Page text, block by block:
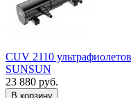
CUV 2110
SUNSUN
23 880 руб.
В корзину